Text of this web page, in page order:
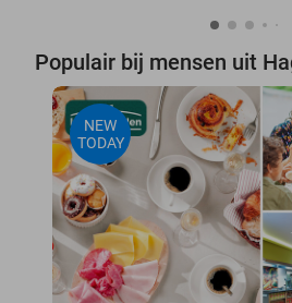
Populair bij mensen uit
NEW
TODAY